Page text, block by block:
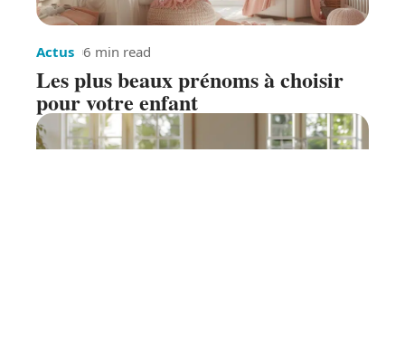
Actus 6 min read
Les plus beaux prénoms à choisir
pour votre enfant